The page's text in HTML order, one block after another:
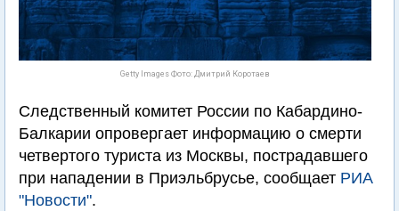
Getty Images Фото: Дмитрий Коротаев
Следственный комитет России по Кабардино-
Балкарии опровергает информацию о смерти
четвертого туриста из Москвы, пострадавшего
при нападении в Приэльбрусье, сообщает РИА
"Новости".